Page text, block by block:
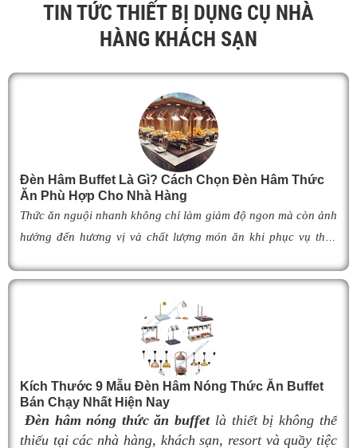
TIN TỨC THIẾT BỊ DỤNG CỤ NHÀ
HÀNG KHÁCH SẠN
Đèn Hâm Buffet Là Gì? Cách Chọn Đèn Hâm Thức
Ăn Phù Hợp Cho Nhà Hàng
Thức ăn nguội nhanh không chỉ làm giảm độ ngon mà còn ảnh
hưởng đến hương vị và chất lượng món ăn khi phục vụ thực
thành giải pháp được nhiều nhà hàng, khách sạn và khu nghỉ
dưỡng lựa chọn nhờ khả năng giữ cho món ăn luôn ấm nóng,
thơm ngon như vừa mới chế biến. Vậy
tạo như thế nào, hoạt động ra sao và làm thế nào để lựa chọn
èn hâm nóng thức ănphù hợp, giúp tối ưu hiệu
quả giữ nhiệt cũng như nâng cao tính chuyên nghiệp cho
không gian buffet? Hãy cùng tìm hiểu ngay trong bài viết dưới
Kích Thước 9 Mẫu Đèn Hâm Nóng Thức Ăn Buffet
Bán Chạy Nhất Hiện Nay
Đèn hâm nóng thức ăn buffetlà thiết bị không thể
thiếu tại các nhà hàng, khách sạn, resort và quầy tiệc